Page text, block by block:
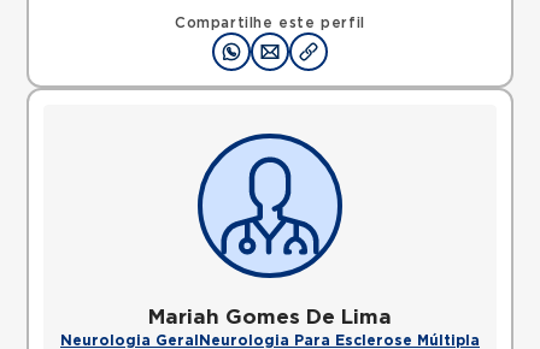
Compartilhe este perfil
Mariah Gomes De Lima
Neurologia Geral Neurologia Para Esclerose Múltipla